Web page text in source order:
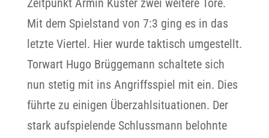
Zeitpunkt Armin Kuster zwei weitere Tore.
Mit dem Spielstand von 7:3 ging es in das
letzte Viertel. Hier wurde taktisch umgestellt.
Torwart Hugo Brüggemann schaltete sich
nun stetig mit ins Angriffsspiel mit ein. Dies
führte zu einigen Überzahlsituationen. Der
stark aufspielende Schlussmann belohnte